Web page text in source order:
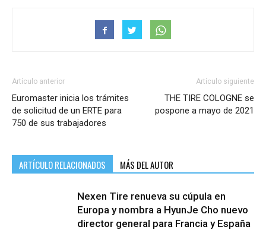
Artículo anterior
Euromaster inicia los trámites
de solicitud de un ERTE para
750 de sus trabajadores
Artículo siguiente
THE TIRE COLOGNE se
pospone a mayo de 2021
ARTÍCULO RELACIONADOS MÁS DEL AUTOR
Nexen Tire renueva su cúpula en
Europa y nombra a HyunJe Cho nuevo
director general para Francia y España